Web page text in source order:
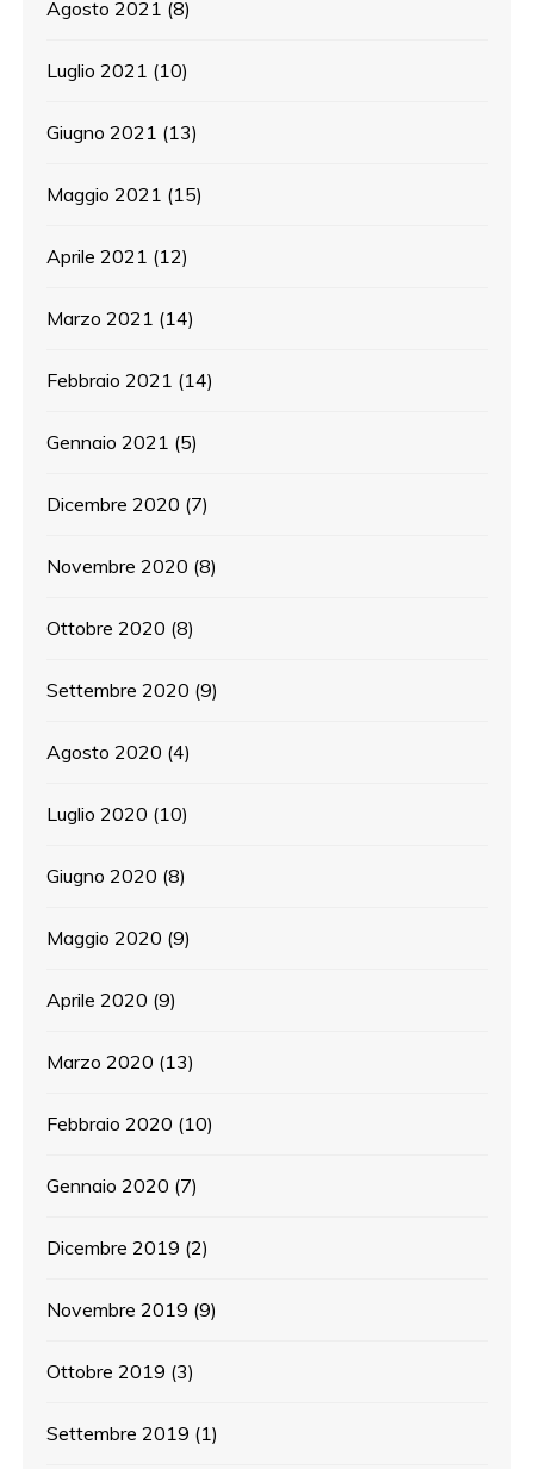
Agosto 2021 (8)
Luglio 2021 (10)
Giugno 2021 (13)
Maggio 2021 (15)
Aprile 2021 (12)
Marzo 2021 (14)
Febbraio 2021 (14)
Gennaio 2021 (5)
Dicembre 2020 (7)
Novembre 2020 (8)
Ottobre 2020 (8)
Settembre 2020 (9)
Agosto 2020 (4)
Luglio 2020 (10)
Giugno 2020 (8)
Maggio 2020 (9)
Aprile 2020 (9)
Marzo 2020 (13)
Febbraio 2020 (10)
Gennaio 2020 (7)
Dicembre 2019 (2)
Novembre 2019 (9)
Ottobre 2019 (3)
Settembre 2019 (1)